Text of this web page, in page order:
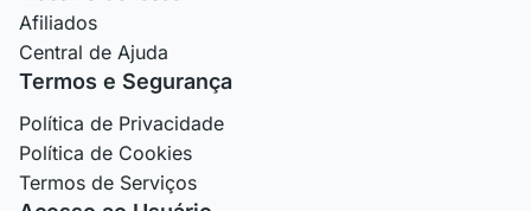
Afiliados
Central de Ajuda
Termos e Segurança
Política de Privacidade
Política de Cookies
Termos de Serviços